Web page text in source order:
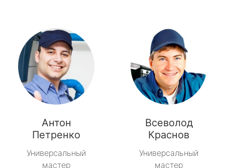
Антон
Петренко
Универсальный
мастер
Всеволод
Краснов
Универсальный
мастер